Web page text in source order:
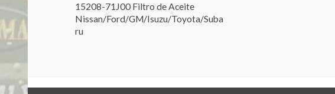
15208-71J00 Filtro de Aceite
Nissan/Ford/GM/Isuzu/Toyota/Suba
ru